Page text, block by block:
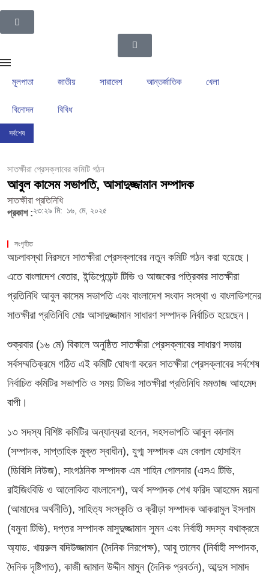
মূলপাতা জাতীয় সারাদেশ আন্তর্জাতিক খেলা
বিনোদন বিবিধ
সর্বশেষ
সাতক্ষীরা প্রেসক্লাবের কমিটি গঠন
আবুল কাসেম সভাপতি, আসাদুজ্জামান সম্পাদক
সাতক্ষীরা প্রতিনিধি
প্রকাশ :২৩:২৯ মি: ১৬, মে, ২০২৫
সংগৃহীত
অচলাবস্থা নিরসনে সাতক্ষীরা প্রেসক্লাবের নতুন কমিটি গঠন করা হয়েছে।
এতে বাংলাদেশ বেতার, ইন্ডিপেন্ডেন্ট টিভি ও আজকের পত্রিকার সাতক্ষীরা
প্রতিনিধি আবুল কাসেম সভাপতি এবং বাংলাদেশ সংবাদ সংস্থা ও বাংলাভিশনের
সাতক্ষীরা প্রতিনিধি মোঃ আসাদুজ্জামান সাধারণ সম্পাদক নির্বাচিত হয়েছেন।
শুক্রবার (১৬ মে) বিকালে অনুষ্ঠিত সাতক্ষীরা প্রেসক্লাবের সাধারণ সভায়
সর্বসম্মতিক্রমে গঠিত এই কমিটি ঘোষণা করেন সাতক্ষীরা প্রেসক্লাবের সর্বশেষ
নির্বাচিত কমিটির সভাপতি ও সময় টিভির সাতক্ষীরা প্রতিনিধি মমতাজ আহমেদ
বাপী।
১৩ সদস্য বিশিষ্ট কমিটির অন্যান্যরা হলেন, সহসভাপতি আবুল কালাম
(সম্পাদক, সাপ্তাহিক মুক্ত স্বাধীন), যুগ্ম সম্পাদক এম বেলাল হোসাইন
(ডিবিসি নিউজ), সাংগঠনিক সম্পাদক এম শাহিন গোলদার (এসএ টিভি,
রাইজিংবিডি ও আলোকিত বাংলাদেশ), অর্থ সম্পাদক শেখ ফরিদ আহমেদ ময়না
(আমাদের অর্থনীতি), সাহিত্য সংস্কৃতি ও ক্রীড়া সম্পাদক আকরামুল ইসলাম
(যমুনা টিভি), দপ্তর সম্পাদক মাসুদুজ্জামান সুমন এবং নির্বাহী সদস্য যথাক্রমে
অ্যাড. খায়রুল বদিউজ্জামান (দৈনিক নিরপেক্ষ), আবু তালেব (নির্বাহী সম্পাদক,
দৈনিক দৃষ্টিপাত), কাজী জামাল উদ্দীন মামুন (দৈনিক প্রবর্তন), আব্দুস সামাদ